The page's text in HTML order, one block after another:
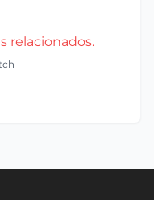
relacionados.